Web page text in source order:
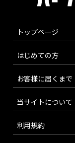
トップページ
はじめての方
お客様に届くまで
当サイトについて
利用規約